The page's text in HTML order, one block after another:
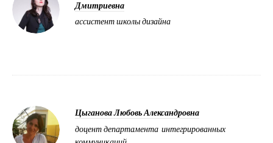
Дмитриевна
ассистент школы дизайна
Цыганова Любовь Александровна
доцент департамента интегрированных